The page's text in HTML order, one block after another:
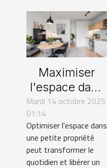
Maximiser
l'espace dans
des petites
propriétés :
techniques et
astuces
Mardi 14 octobre 2025
01:14
Optimiser l'espace dans
une petite propriété
peut transformer le
quotidien et libérer un